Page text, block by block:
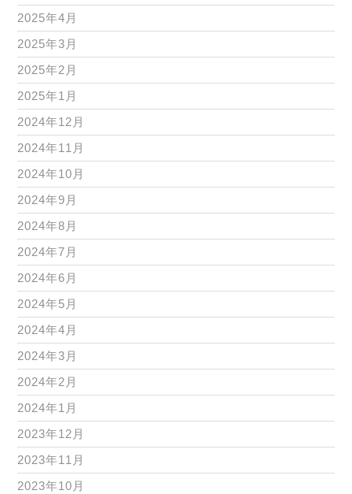
2025年4月
2025年3月
2025年2月
2025年1月
2024年12月
2024年11月
2024年10月
2024年9月
2024年8月
2024年7月
2024年6月
2024年5月
2024年4月
2024年3月
2024年2月
2024年1月
2023年12月
2023年11月
2023年10月